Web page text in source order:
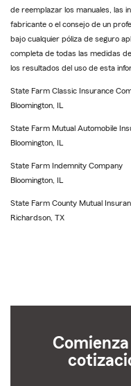
de reemplazar los manuales, las
fabricante o el consejo de un
bajo cualquier póliza de seguro
completa de todas las medidas
los resultados del uso de esta
State Farm Classic Insurance
Bloomington, IL
State Farm Mutual Automobile
Bloomington, IL
State Farm Indemnity Company
Bloomington, IL
State Farm County Mutual
Richardson, TX